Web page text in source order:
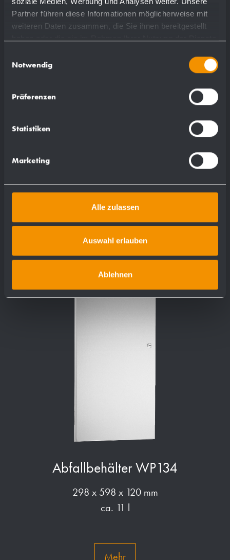
Partner führen diese Informationen möglicherweise mit
weiteren Daten zusammen, die Sie ihnen bereitgestellt
Notwendig
Präferenzen
Statistiken
Marketing
Alle zulassen
Auswahl erlauben
Ablehnen
Abfallbehälter WP134
298 x 598 x 120 mm
ca. 11 l
Mehr